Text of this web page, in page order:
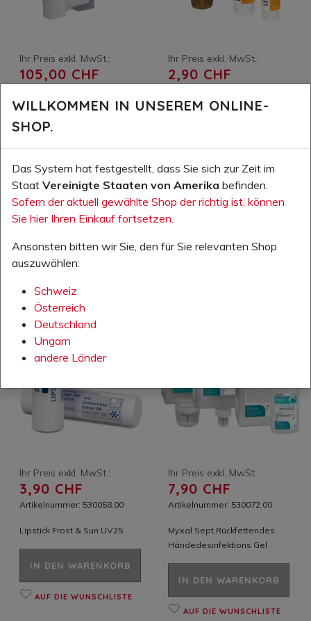
Ihr Preis exkl. MwSt.:
105,00 CHF
Flüssigprodukte
IN DEN WARENKORB
AUF DIE WUNSCHLISTE
Ihr Preis exkl. MwSt.:
2,90 CHF
IN DEN WARENKORB
AUF DIE WUNSCHLISTE
Ihr Preis exkl. MwSt.:
3,90 CHF
Artikelnummer: 530058.00
Lipstick Frost & Sun UV25
IN DEN WARENKORB
AUF DIE WUNSCHLISTE
Ihr Preis exkl. MwSt.:
7,90 CHF
Artikelnummer: 530072.00
Myxal Sept,Rückfettendes
Händedesinfektions Gel
IN DEN WARENKORB
AUF DIE WUNSCHLISTE
WILLKOMMEN IN UNSEREM ONLINE-
SHOP.
Das System hat festgestellt, dass Sie sich zur Zeit im
Staat Vereinigte Staaten von Amerika befinden.
Sofern der aktuell gewählte Shop der richtig ist, können
Sie hier Ihren Einkauf fortsetzen.
Ansonsten bitten wir Sie, den für Sie relevanten Shop
auszuwählen:
Schweiz
Österreich
Deutschland
Ungarn
andere Länder